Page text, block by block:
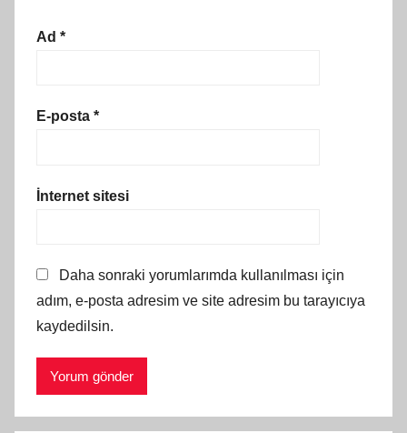
Ad *
E-posta *
İnternet sitesi
Daha sonraki yorumlarımda kullanılması için
adım, e-posta adresim ve site adresim bu tarayıcıya
kaydedilsin.